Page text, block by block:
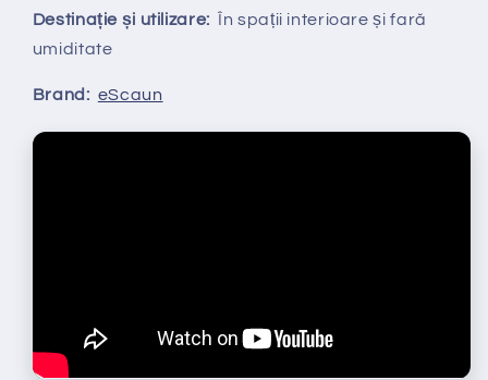
Destinație și utilizare: În spații interioare și fară
umiditate
Brand: eScaun